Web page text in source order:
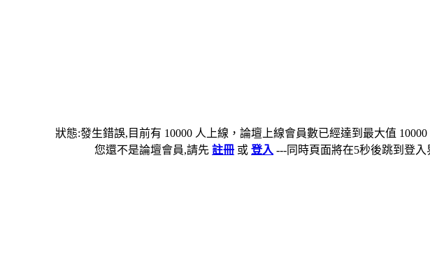
狀態:發生錯誤,目前有 10000 人上線，論壇上線會員數已經達到最大值
您還不是論壇會員,請先 註冊 或 登入 ---同時頁面將在5秒後跳到登入